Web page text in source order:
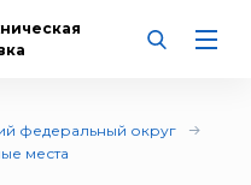
федеральный округ
места